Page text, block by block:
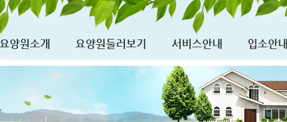
요양원소개 요양원둘러보기 서비스안내 입소안내